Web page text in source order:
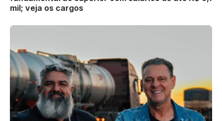
mil; veja os cargos